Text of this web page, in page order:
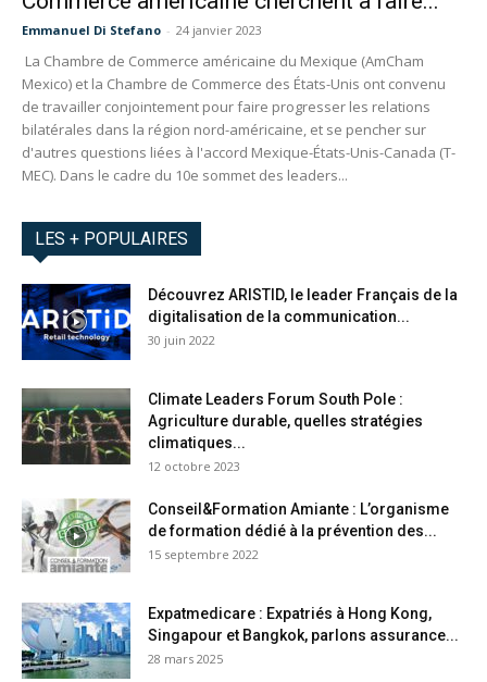
Emmanuel Di Stefano - 24 janvier 2023
La Chambre de Commerce américaine du Mexique (AmCham
Mexico) et la Chambre de Commerce des États-Unis ont convenu
de travailler conjointement pour faire progresser les relations
bilatérales dans la région nord-américaine, et se pencher sur
d'autres questions liées à l'accord Mexique-États-Unis-Canada (T-
MEC). Dans le cadre du 10e sommet des leaders...
LES + POPULAIRES
Découvrez ARISTID, le leader Français de la
digitalisation de la communication...
30 juin 2022
Climate Leaders Forum South Pole :
Agriculture durable, quelles stratégies
climatiques...
12 octobre 2023
Conseil&Formation Amiante : L’organisme
de formation dédié à la prévention des...
15 septembre 2022
Expatmedicare : Expatriés à Hong Kong,
Singapour et Bangkok, parlons assurance...
28 mars 2025